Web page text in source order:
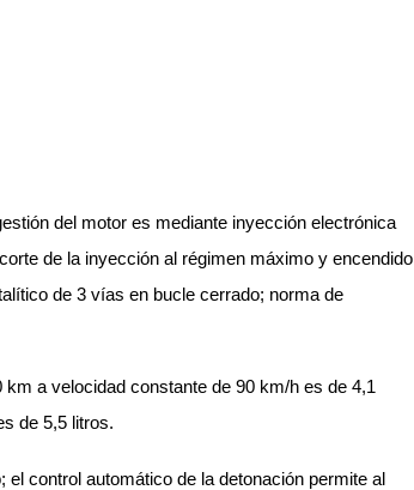
del motor es mediante inyección electrónica
de la inyección al régimen máximo y encendido
de 3 vías en bucle cerrado; norma de
a velocidad constante de 90 km/h es de 4,1
de 5,5 litros.
control automático de la detonación permite al